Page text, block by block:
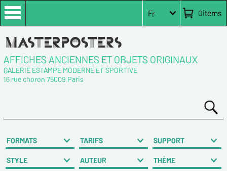
0items
Fr
AFFICHES ANCIENNES ET OBJETS ORIGINAUX
GALERIE ESTAMPE MODERNE ET SPORTIVE
16 rue choron 75009 Paris
FORMATS TARIFS SUPPORT
STYLE AUTEUR THÈME